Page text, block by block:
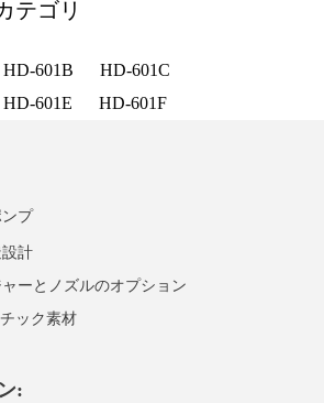
テゴリ
HD-601B
HD-601C
HD-601E HD-601F
プ
計
ーとノズルのオプション
ック素材
: